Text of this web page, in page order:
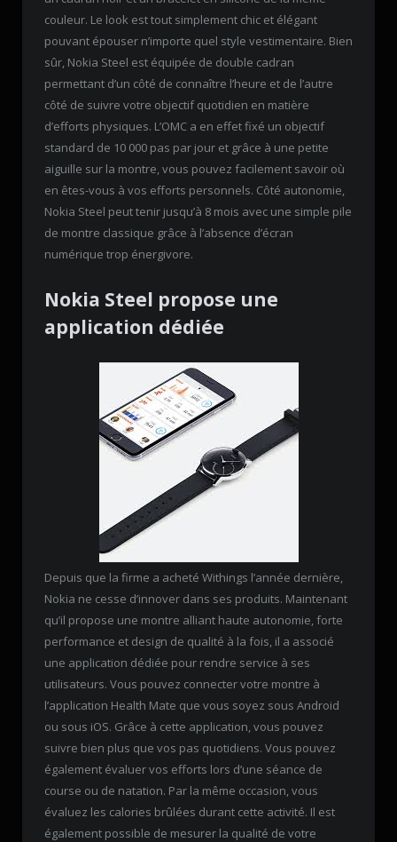
couleur. Le look est tout simplement chic et élégant
pouvant épouser n’importe quel style vestimentaire. Bien
sûr, Nokia Steel est équipée de double cadran
permettant d’un côté de connaître l’heure et de l’autre
côté de suivre votre objectif quotidien en matière
d’efforts physiques. L’OMC a en effet fixé un objectif
standard de 10 000 pas par jour et grâce à une petite
aiguille sur la montre, vous pouvez facilement savoir où
en êtes-vous à vos efforts personnels. Côté autonomie,
Nokia Steel peut tenir jusqu’à 8 mois avec une simple pile
de montre classique grâce à l’absence d’écran
numérique trop énergivore.
Nokia Steel propose une
application dédiée
Depuis que la firme a acheté Withings l’année dernière,
Nokia ne cesse d’innover dans ses produits. Maintenant
qu’il propose une montre alliant haute autonomie, forte
performance et design de qualité à la fois, il a associé
une application dédiée pour rendre service à ses
utilisateurs. Vous pouvez connecter votre montre à
l’application Health Mate que vous soyez sous Android
ou sous iOS. Grâce à cette application, vous pouvez
suivre bien plus que vos pas quotidiens. Vous pouvez
également évaluer vos efforts lors d’une séance de
course ou de natation. Par la même occasion, vous
évaluez les calories brûlées durant cette activité. Il est
également possible de mesurer la qualité de votre